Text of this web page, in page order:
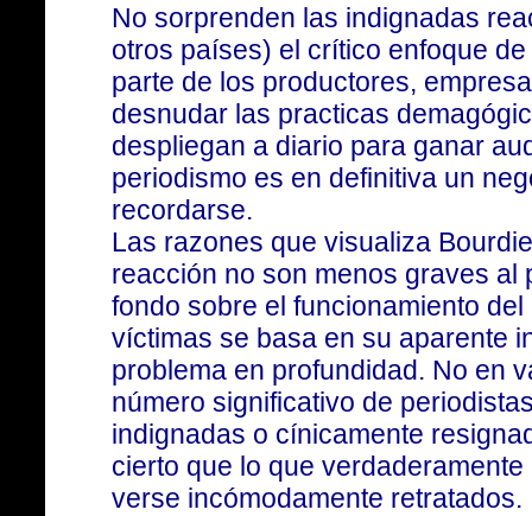
No sorprenden las indignadas
otros países) el crítico enfoque
parte de los productores,
desnudar las practicas
despliegan a diario para ganar
periodismo es en definitiva un
recordarse.
Las razones que visualiza
reacción no son menos graves
fondo sobre el funcionamiento
víctimas se basa en su aparente
problema en profundidad. No en
número significativo de
indignadas o cínicamente
cierto que lo que
verse incómodamente retratados.